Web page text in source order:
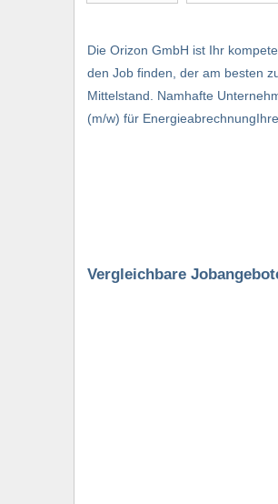
Die Orizon GmbH ist Ihr
den Job finden, der am besten
Mittelstand. Namhafte
(m/w) für
Vergleichbare